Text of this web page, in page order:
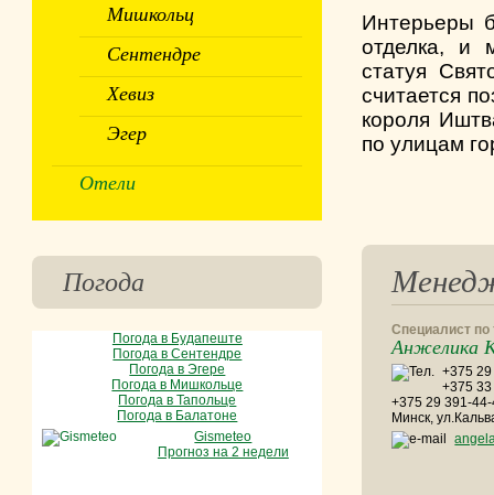
Интерьеры
отделка, и
статуя
считается
короля
по улицам
Специалист по
Анжелика
+375
+375
+375 29 391-
Минск,
Мишкольц
Сентендре
Хевиз
Эгер
Отели
Погода
Погода в Будапеште
Погода в Сентендре
Погода в Эгере
Погода в Мишкольце
Погода в Тапольце
Погода в Балатоне
Gismeteo
Прогноз на 2 недели